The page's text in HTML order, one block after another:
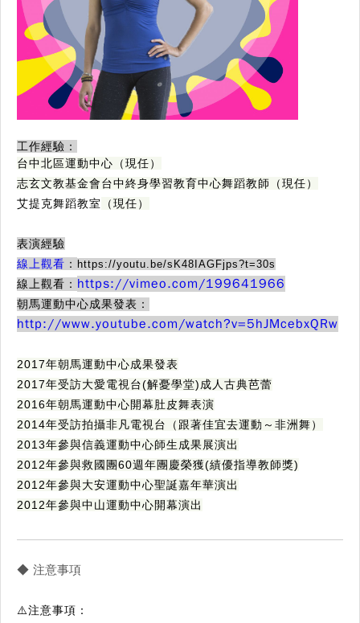
工作經驗：
台中北區運動中心（現任）
志玄文教基金會台中終身學習教育中心舞蹈教師（現任）
艾提克舞蹈教室 （現任）
表演經驗
線上觀看 ： https://youtu.be/sK48IAGFjps?t=30s
線上觀看： https://vimeo.com/199641966
朝馬運動中心成果發表：
http://www.youtube.com/watch?v=5hJMcebxQRw
2017年朝馬運動中心成果發表
2017年受訪大愛電視台(解憂學堂)成人古典芭蕾
2016年朝馬運動中心開幕肚皮舞表演
2014年受訪拍攝非凡電視台（跟著佳宜去運動～非洲舞）
2013年參與信義運動中心師生成果展演出
2012年參與救國團60週年團慶榮獲(績優指導教師獎)
2012年參與大安運動中心聖誕嘉年華演出
2012年參與中山運動中心開幕演出
◆ 注意事項
⚠️注意事項：